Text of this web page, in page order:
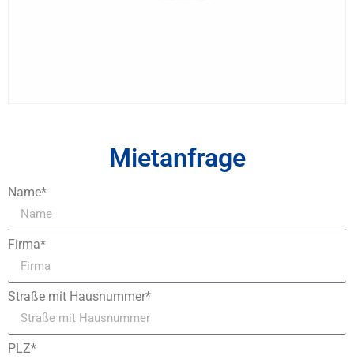
Mietanfrage
Name*
Firma*
Straße mit Hausnummer*
PLZ*